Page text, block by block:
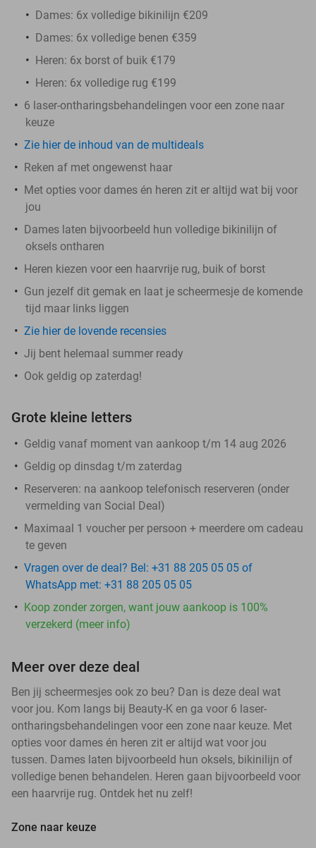
Dames: 6x volledige bikinilijn €209
Dames: 6x volledige benen €359
Heren: 6x borst of buik €179
Heren: 6x volledige rug €199
6 laser-ontharingsbehandelingen voor een zone naar
keuze
Zie hier de inhoud van de multideals
Reken af met ongewenst haar
Met opties voor dames én heren zit er altijd wat bij voor
jou
Dames laten bijvoorbeeld hun volledige bikinilijn of
oksels ontharen
Heren kiezen voor een haarvrije rug, buik of borst
Gun jezelf dit gemak en laat je scheermesje de komende
tijd maar links liggen
Zie hier de lovende recensies
Jij bent helemaal summer ready
Ook geldig op zaterdag!
Grote kleine letters
Geldig vanaf moment van aankoop t/m 14 aug 2026
Geldig op dinsdag t/m zaterdag
Reserveren: na aankoop telefonisch reserveren (onder
vermelding van Social Deal)
Maximaal 1 voucher per persoon + meerdere om cadeau
te geven
Vragen over de deal? Bel: +31 88 205 05 05 of
WhatsApp met: +31 88 205 05 05
Koop zonder zorgen, want jouw aankoop is 100%
verzekerd (meer info)
Meer over deze deal
Ben jij scheermesjes ook zo beu? Dan is deze deal wat
voor jou. Kom langs bij Beauty-K en ga voor 6 laser-
ontharingsbehandelingen voor een zone naar keuze. Met
opties voor dames én heren zit er altijd wat voor jou
tussen. Dames laten bijvoorbeeld hun oksels, bikinilijn of
volledige benen behandelen. Heren gaan bijvoorbeeld voor
een haarvrije rug. Ontdek het nu zelf!
Zone naar keuze